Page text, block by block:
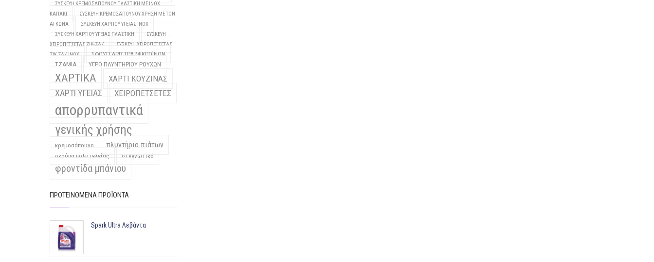
ΣΥΣΚΕΥΗ ΚΡΕΜΟΣΑΠΟΥΝΟΥ ΠΛΑΣΤΙΚΗ ΜΕ INOX
ΚΑΠΑΚΙ
ΣΥΣΚΕΥΗ ΚΡΕΜΟΣΑΠΟΥΝΟΥ ΧΡΗΣΗ ΜΕ ΤΟΝ
ΑΓΚΩΝΑ
ΣΥΣΚΕΥΗ ΧΑΡΤΙΟΥ ΥΓΕΙΑΣ INOX
ΣΥΣΚΕΥΗ ΧΑΡΤΙΟΥ ΥΓΕΙΑΣ ΠΛΑΣΤΙΚΗ
ΣΥΣΚΕΥΗ
ΧΕΙΡΟΠΕΤΣΕΤΑΣ ΖΙΚ-ΖΑΚ
ΣΥΣΚΕΥΗ ΧΕΙΡΟΠΕΤΣΕΤΑΣ
ΖΙΚ ΖΑΚ INOX
ΣΦΟΥΓΓΑΡΙΣΤΡΑ ΜΙΚΡΟΪΝΩΝ
ΤΖΑΜΙΑ
ΥΓΡΟ ΠΛΥΝΤΗΡΙΟΥ ΡΟΥΧΩΝ
ΧΑΡΤΙΚΑ ΧΑΡΤΙ ΚΟΥΖΙΝΑΣ
ΧΑΡΤΙ ΥΓΕΙΑΣ ΧΕΙΡΟΠΕΤΣΕΤΕΣ
απορρυπαντικά
γενικής χρήσης
κρεμοσάπουνο πλυντήριο πιάτων
σκούπα πολυτελείας στεγνωτικό
φροντίδα μπάνιου
ΠΡΟΤΕΙΝΌΜΕΝΑ ΠΡΟΪΌΝΤΑ
Spark Ultra Λεβάντα